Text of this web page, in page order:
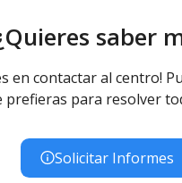
saber
en contactar al centro!
prefieras para resolver
Solicitar Informes